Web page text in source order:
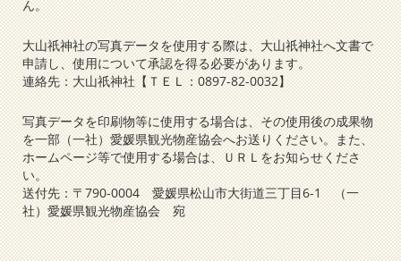
ん。
大山祇神社の写真データを使用する際は、大山祇神社へ文書で
申請し、使用について承認を得る必要があります。
連絡先：大山祇神社【ＴＥＬ：0897-82-0032】
写真データを印刷物等に使用する場合は、その使用後の成果物
を一部（一社）愛媛県観光物産協会へお送りください。また、
ホームページ等で使用する場合は、ＵＲＬをお知らせくださ
い。
送付先：〒790-0004 愛媛県松山市大街道三丁目6-1 （一
社）愛媛県観光物産協会 宛